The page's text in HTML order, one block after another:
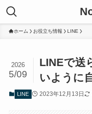
ホーム お役立ち情報 LINE
LINEで送
いように
2026
5/09
LINE 2023年12月13日